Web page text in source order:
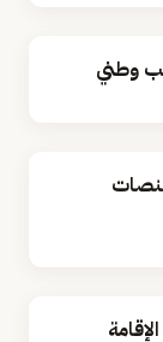
وطني
الإقامة